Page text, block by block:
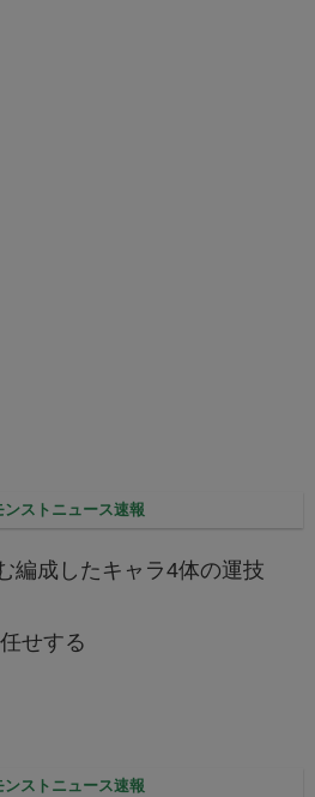
ストニュース速報
編成したキャラ4体の運技
せする
ストニュース速報